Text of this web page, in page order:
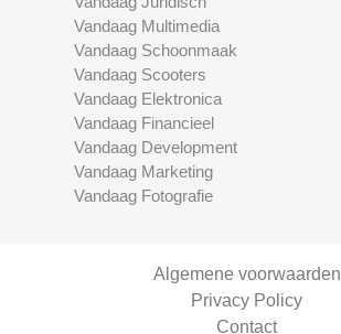
Vandaag Multimedia
Vandaag Schoonmaak
Vandaag Scooters
Vandaag Elektronica
Vandaag Financieel
Vandaag Development
Vandaag Marketing
Vandaag Fotografie
Algemene voorwaarden
Privacy Policy
Contact